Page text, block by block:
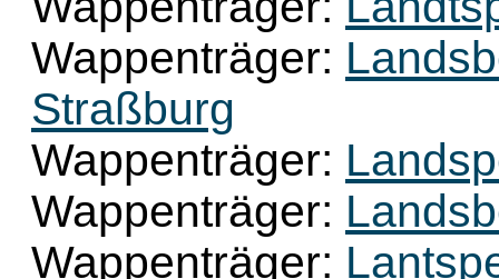
Wappenträger:
Straßburg
Wappenträger:
Wappenträger:
Wappenträger: